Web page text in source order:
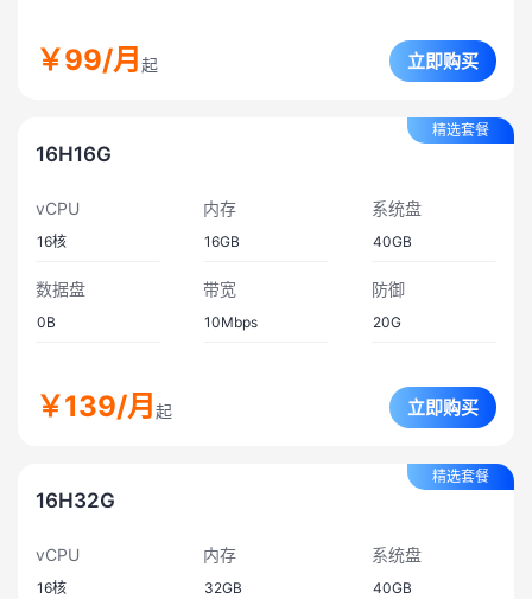
￥99/月起 立即购买
16H16G
精选套餐
vCPU
16核
内存
16GB
系统盘
40GB
数据盘
0B
带宽
10Mbps
防御
20G
￥139/月起 立即购买
16H32G
精选套餐
vCPU
16核
内存
32GB
系统盘
40GB